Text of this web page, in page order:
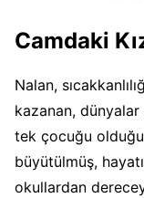
Camdaki
Nalan,
kazanan, dünyalar
tek çocuğu
büyütülmüş,
okullardan